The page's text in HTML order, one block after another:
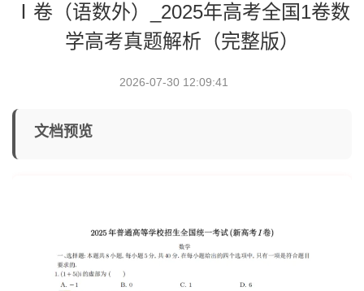
Ⅰ卷（语数外）_2025年高考全国1卷数
学高考真题解析（完整版）
2026-07-30 12:09:41
文档预览